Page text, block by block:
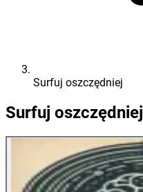
Surfuj oszczędniej
Surfuj oszczędniej